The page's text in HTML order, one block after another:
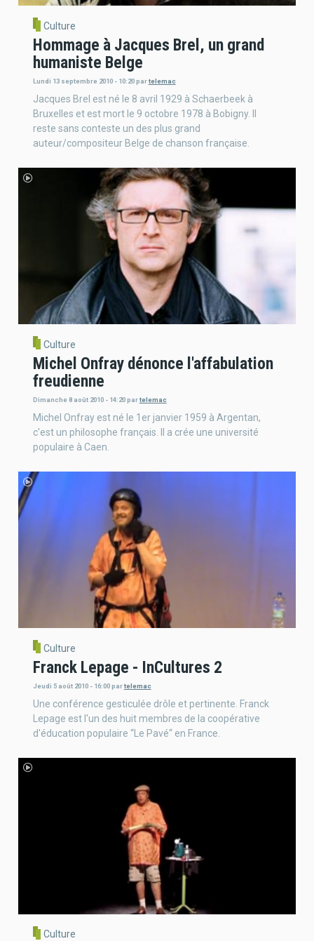
Culture
Hommage à Jacques Brel, un grand
humaniste Belge
Lundi 13 septembre 2010 - 10:20 partelemac
Jacques Brel est né le 8 avril 1929 à Schaerbeek à
Bruxelles et est mort le 9 octobre 1978 à Bobigny. Il
reste sans conteste un des plus grand
auteur/compositeur Belge de chanson française.
Culture
Michel Onfray dénonce l'affabulation
freudienne
Dimanche 8 août 2010 - 14:20 partelemac
Michel Onfray est né le 1er janvier 1959 à Argentan,
c'est un philosophe français. Il a crée une université
populaire à Caen.
Culture
Franck Lepage - InCultures 2
Jeudi 5 août 2010 - 16:00 partelemac
Une conférence gesticulée drôle et pertinente. Franck
Lepage est l'un des huit membres de la coopérative
d'éducation populaire “Le Pavé“ en France.
Culture